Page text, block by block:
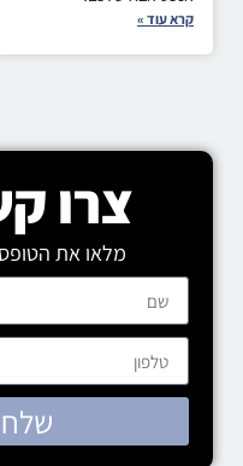
קרא עוד »
צרו
מלאו את